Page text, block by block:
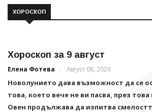
ХОРОСКОП
Хороскоп за 9 август
Елена Фотева Август 08, 2026
Новолунието дава възможност да се
това, което вече не ви пасва, през
Овен продължава да изпитва